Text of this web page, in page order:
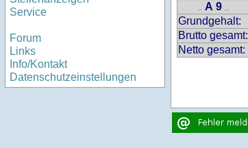
Service
Forum
Links
Info/Kontakt
Datenschutzeinstellungen
.. A 9 ..
Grundgehalt:
Brutto gesamt:
Netto gesamt: